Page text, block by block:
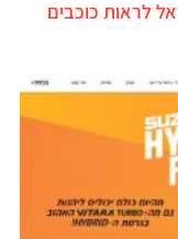
לראות כוכבים